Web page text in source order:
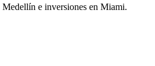
e inversiones en Miami.